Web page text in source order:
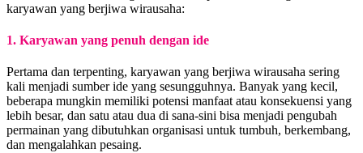
karyawan yang berjiwa wirausaha:
1. Karyawan yang penuh dengan ide
Pertama dan terpenting, karyawan yang berjiwa wirausaha sering
kali menjadi sumber ide yang sesungguhnya. Banyak yang kecil,
beberapa mungkin memiliki potensi manfaat atau konsekuensi yang
lebih besar, dan satu atau dua di sana-sini bisa menjadi pengubah
permainan yang dibutuhkan organisasi untuk tumbuh, berkembang,
dan mengalahkan pesaing.